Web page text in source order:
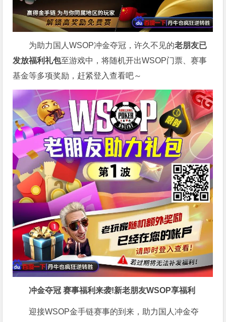
为助力国人WSOP冲金夺冠，许久不见的老朋友已
发放福利礼包至游戏中，将随机开出WSOP门票、赛事
基金等多项奖励，赶紧登入查看吧～
冲金夺冠 赛事福利来袭!新老朋友WSOP享福利
迎接WSOP金手链赛事的到来，助力国人冲金夺